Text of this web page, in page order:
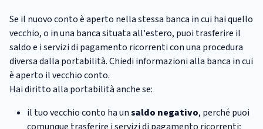
Se il nuovo conto è aperto nella stessa banca in cui hai quello
vecchio, o in una banca situata all'estero, puoi trasferire il
saldo e i servizi di pagamento ricorrenti con una procedura
diversa dalla portabilità. Chiedi informazioni alla banca in cui
è aperto il vecchio conto.
Hai diritto alla portabilità anche se:
il tuo vecchio conto ha unsaldo negativo, perché puoi
comunque trasferire i servizi di pagamento ricorrenti;